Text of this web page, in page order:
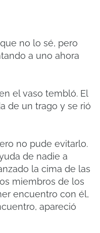
no lo sé, pero
a uno ahora
el vaso tembló. El
de un trago y se rió
no pude evitarlo.
de nadie a
la cima de las
miembros de los
encuentro con él,
apareció